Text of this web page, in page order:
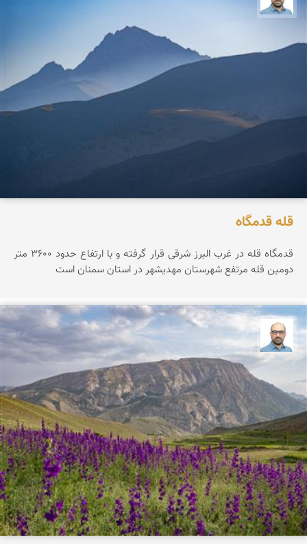
قله قدمگاه
قدمگاه قله در غرب البرز شرقی قرار گرفته و با ارتفاع حدود ۳۶0۰ متر
دومین قله مرتفع شهرستان مهدیشهر در استان سمنان است